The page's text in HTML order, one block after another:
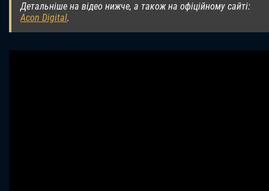
Детальніше на відео нижче, а також на офіційному сайті:
Acon Digital.